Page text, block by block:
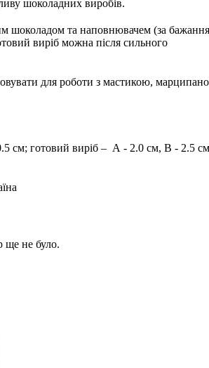
шоколадних виробів.
шоколадом та наповнювачем (за
виріб можна після сильного
для роботи з мастикою,
см; готовий виріб – А - 2.0 см, В - 2.5
ще не було.